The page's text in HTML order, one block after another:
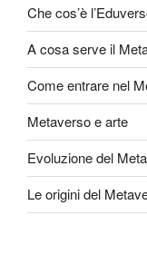
Che cos’è
A cosa serve il
Come entrare nel
Metaverso e arte
Evoluzione del
Le origini del